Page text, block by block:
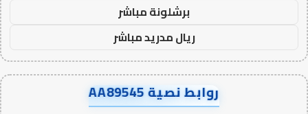
برشلونة مباشر
ريال مدريد مباشر
روابط نصية AA89545